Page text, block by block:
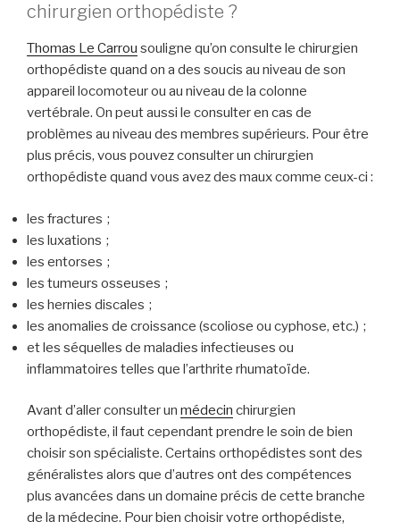
chirurgien orthopédiste ?
Thomas Le Carrou souligne qu’on consulte le chirurgien
orthopédiste quand on a des soucis au niveau de son
appareil locomoteur ou au niveau de la colonne
vertébrale. On peut aussi le consulter en cas de
problèmes au niveau des membres supérieurs. Pour être
plus précis, vous pouvez consulter un chirurgien
orthopédiste quand vous avez des maux comme ceux-ci :
les fractures ;
les luxations ;
les entorses ;
les tumeurs osseuses ;
les hernies discales ;
les anomalies de croissance (scoliose ou cyphose, etc.) ;
et les séquelles de maladies infectieuses ou
inflammatoires telles que l’arthrite rhumatoïde.
Avant d’aller consulter un médecin chirurgien
orthopédiste, il faut cependant prendre le soin de bien
choisir son spécialiste. Certains orthopédistes sont des
généralistes alors que d’autres ont des compétences
plus avancées dans un domaine précis de cette branche
de la médecine. Pour bien choisir votre orthopédiste,